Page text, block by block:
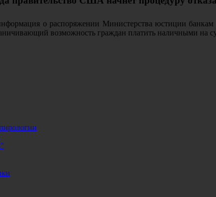
о распоряжении Министерства юстиции
возможность граждан платить наличными на